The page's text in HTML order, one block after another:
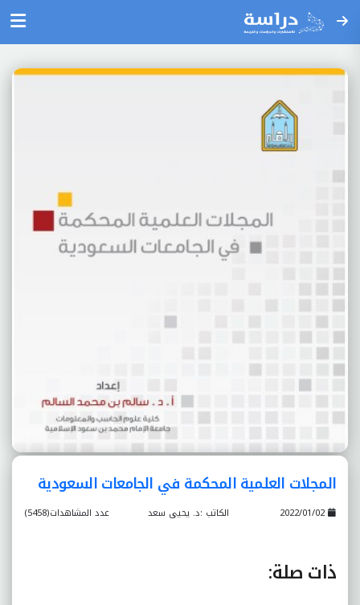
المجلات العلمية المحكمة في الجامعات السعودية
2022/01/02 عدد المشاهدات(5458) الكاتب :د. يحيى سعد
ذات صلة: